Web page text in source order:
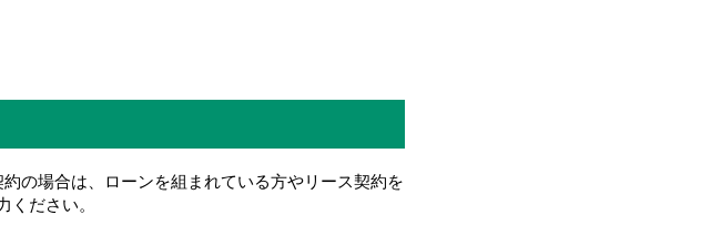
の場合は、ローンを組まれている方やリース契約を
ださい。